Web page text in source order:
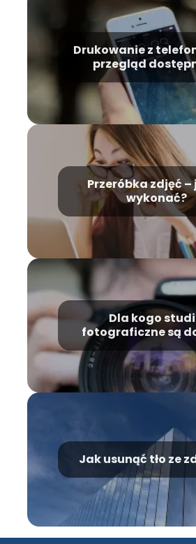
Drukowanie z
przegląd
technologii
Przeróbka zdjęć –
wykonać?
Dla kogo
fotograficzne są
wyborem?
Jak usunąć tło ze